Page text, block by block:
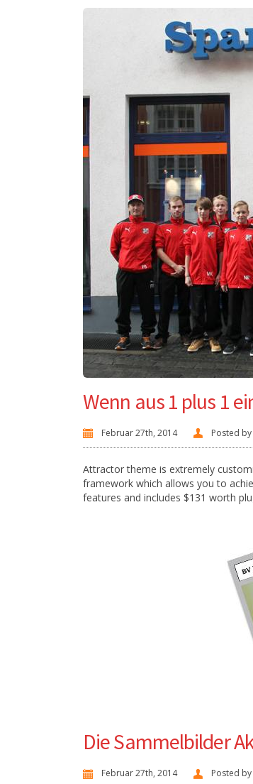
Wenn aus 1 plus 1
Februar 27th, 2014 Posted by
Attractor theme is extremely
framework which allows you to
features and includes $131 worth
Die Sammelbilder
Februar 27th, 2014 Posted by